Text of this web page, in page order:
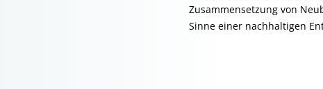
Zusammensetzung von
Sinne einer nachhaltigen